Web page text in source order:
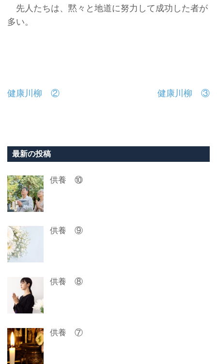
先人たちは、黙々と地道に努力して成功した者が
多い。
投
ビ
ー
シ
ョ
ン
健康川柳 ② 健康川柳 ③
最新の投稿
供養 ⑩
供養 ⑨
供養 ⑧
供養 ⑦